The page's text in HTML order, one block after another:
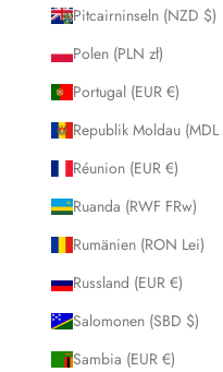
Pitcairninseln (NZD $)
Polen (PLN zł)
Portugal (EUR €)
Republik Moldau (MDL
Réunion (EUR €)
Ruanda (RWF FRw)
Rumänien (RON Lei)
Russland (EUR €)
Salomonen (SBD $)
Sambia (EUR €)